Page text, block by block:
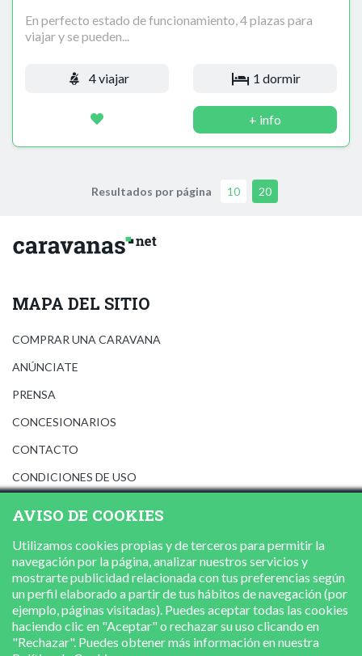
En perfecto estado de funcionamiento, 4 plazas para
viajar y se pueden...
4 viajar 1 dormir
+ info
Resultados por página 10 20
MAPA DEL SITIO
COMPRAR UNA CARAVANA
ANÚNCIATE
PRENSA
CONCESIONARIOS
CONTACTO
CONDICIONES DE USO
POLÍTICA DE COOKIES
AVISO DE COOKIES
Utilizamos cookies propias y de terceros para permitir la
navegación por la página, analizar nuestros servicios y
mostrarte publicidad relacionada con tus preferencias según
un perfil elaborado a partir de tus hábitos de navegación (por
ejemplo, páginas visitadas). Puedes aceptar todas las cookies
haciendo clic en "Aceptar" o rechazar su uso clicando en
"Rechazar". Puedes obtener más información en nuestra